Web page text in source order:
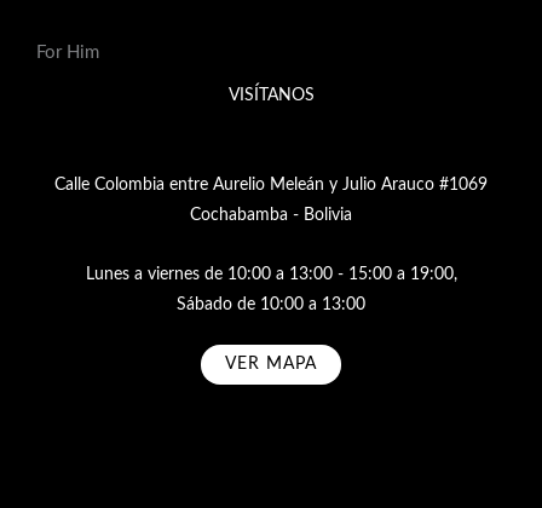
For Him
VISÍTANOS
Calle Colombia entre Aurelio Meleán y Julio Arauco #1069
Cochabamba - Bolivia
Lunes a viernes de 10:00 a 13:00 - 15:00 a 19:00,
Sábado de 10:00 a 13:00
VER MAPA